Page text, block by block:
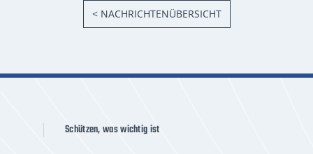
< NACHRICHTENÜBERSICHT
Schützen, was wichtig ist